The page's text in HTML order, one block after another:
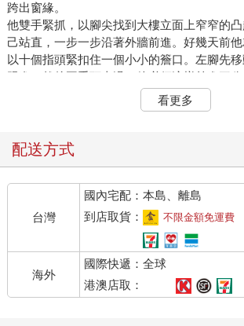
跨出窗緣。
他雙手緊抓，以腳尖找到大樓立面上窄窄的
己站直，一步一步沿著外牆前進。好幾天前
以十個指頭緊扣住一個小小的簷口。左腳先
跟進，然後再重頭來過。他必須這樣前進三
隔壁窗口時，全身已止不住顫抖。他推開窗戶
那是一間相當寬敞、無人使用的房間，才剛新
蓋。朱利安踮著腳尖走到嵌著玻璃的門前，
突然間他身體縮了一下，彷彿突然想起一件
發抖，伸進西裝外套內側，又伸進褲子口袋，
進去的薄手套。他轉頭往回走，花了好一段時
的那個窗柄。基於同樣的警戒心，他再次走向
門，在一塊攤在地上的擦鞋墊上使勁把鞋底
他戴上手套，緩緩壓下門把。明亮的走廊上空
經重新控制住自己的神經，平心靜氣走出房間
門。一個人影也沒有。他放鬆地歎了一口氣
看更多
配送方式
台灣
國內宅配：本島、離島
到店取貨：
不限金額免運費
海外
國際快遞：全球
港澳店取：